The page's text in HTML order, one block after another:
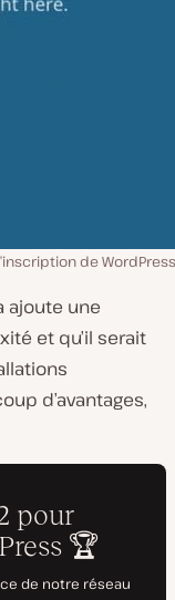
de
ajoute une
et qu’il serait
d’avantages,